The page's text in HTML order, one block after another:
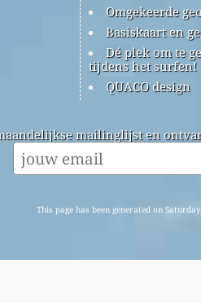
Omgekeerde
Basiskaart en
Dé plek om te
tijdens het surfen!
QUACO design
mailinglijst en
This page has been generated on